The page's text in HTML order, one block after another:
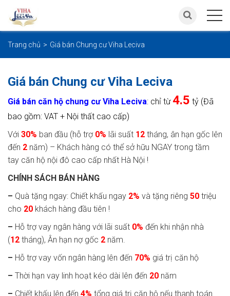
Trang chủ Giá bán Chung cư Viha Leciva
Giá bán Chung cư Viha Leciva
Giá bán căn hộ chung cư Viha Leciva: chỉ từ4.5 tỷ (Đã
bao gồm: VAT + Nội thất cao cấp)
Với 30% ban đầu (hỗ trợ 0% lãi suất 12 tháng, ân hạn gốc lên
đến 2 năm) – Khách hàng có thể sở hữu NGAY trong tầm
tay căn hộ nội đô cao cấp nhất Hà Nội !
CHÍNH SÁCH BÁN HÀNG
– Quà tặng ngay: Chiết khấu ngay 2% và tặng riêng 50 triệu
cho 20 khách hàng đầu tiên !
– Hỗ trợ vay ngân hàng với lãi suất 0% đến khi nhận nhà
(12 tháng), Ân hạn nợ gốc 2 năm.
– Hỗ trợ vay vốn ngân hàng lên đến 70% giá trị căn hộ
– Thời hạn vay linh hoạt kéo dài lên đến 20 năm
– Chiết khấu lên đến 4% tổng giá trị căn hộ nếu thanh toán